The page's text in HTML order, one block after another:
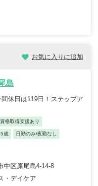
お気に入りに追加
島
日は119日！ステップア
資格取得支援あり
歳 日勤のみ/夜勤なし
中区原尾島4-14-8
・デイケア